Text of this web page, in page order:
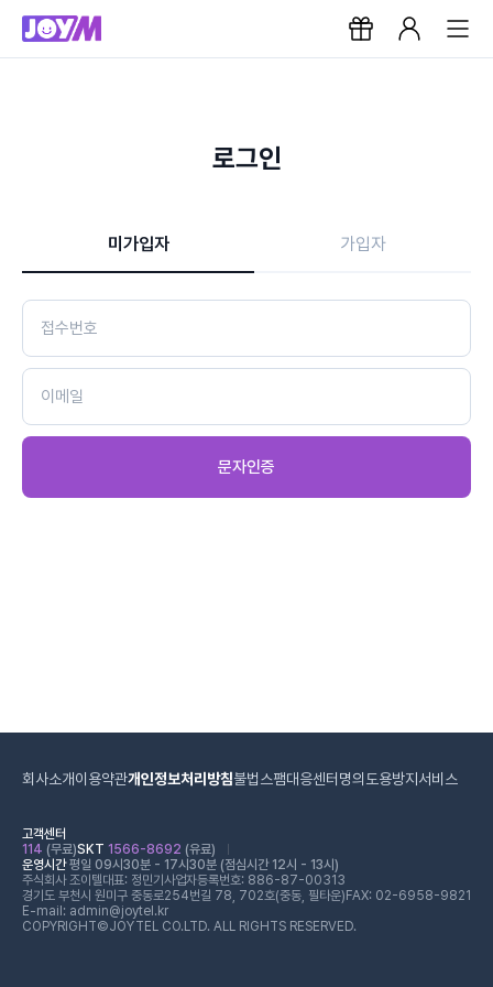
로그인
미가입자 가입자
문자인증
회사소개이용약관개인정보처리방침불법스팸대응센터 명의도용방지서비스
고객센터
114 (무료)SKT 1566-8692 (유료)
운영시간평일 09시30분 - 17시30분 (점심시간 12시 - 13시)
주식회사 조이텔대표: 정민기 사업자등록번호: 886-87-00313
경기도 부천시 원미구 중동로254번길 78, 702호(중동, 필타운) FAX: 02-6958-9821
E-mail: admin@joytel.kr
COPYRIGHT©JOYTEL CO.LTD. ALL RIGHTS RESERVED.